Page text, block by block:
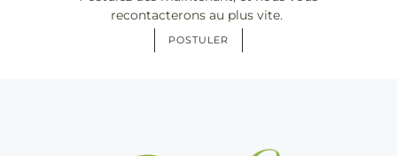
recontacterons au plus vite.
POSTULER